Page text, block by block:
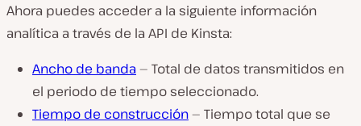
Ahora puedes acceder a la siguiente información
analítica a través de la API de Kinsta:
Ancho de banda— Total de datos transmitidos en
el periodo de tiempo seleccionado.
Tiempo de construcción— Tiempo total que se